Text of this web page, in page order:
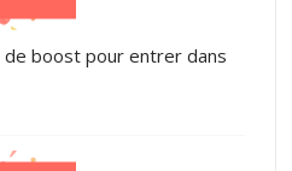
de boost pour entrer dans